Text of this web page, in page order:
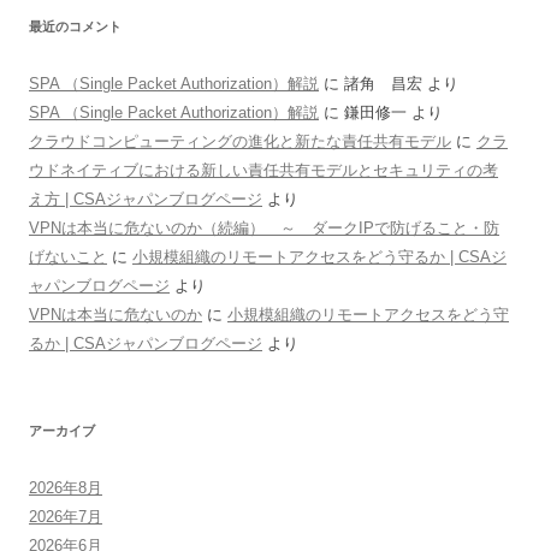
最近のコメント
SPA （Single Packet Authorization）解説 に 諸角 昌宏 より
SPA （Single Packet Authorization）解説 に 鎌田修一 より
クラウドコンピューティングの進化と新たな責任共有モデル に クラ
ウドネイティブにおける新しい責任共有モデルとセキュリティの考
え方 | CSAジャパンブログページ より
VPNは本当に危ないのか（続編） ～ ダークIPで防げること・防
げないこと に 小規模組織のリモートアクセスをどう守るか | CSAジ
ャパンブログページ より
VPNは本当に危ないのか に 小規模組織のリモートアクセスをどう守
るか | CSAジャパンブログページ より
アーカイブ
2026年8月
2026年7月
2026年6月